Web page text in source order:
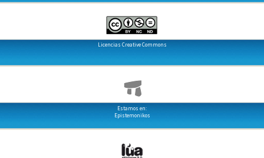
Licencias Creative Commons
Estamos en:
Epistemonikos